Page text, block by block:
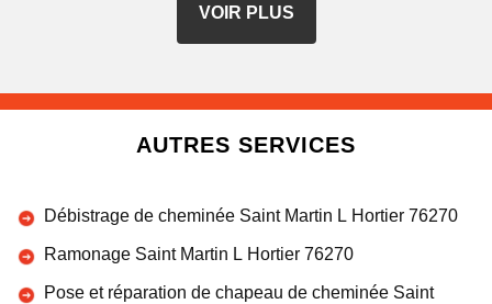
VOIR PLUS
AUTRES SERVICES
Débistrage de cheminée Saint Martin L Hortier 76270
Ramonage Saint Martin L Hortier 76270
Pose et réparation de chapeau de cheminée Saint